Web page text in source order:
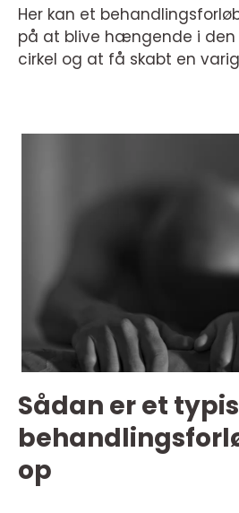
Her kan et
på at blive hængende i
cirkel og at få skabt en
Sådan er et
op